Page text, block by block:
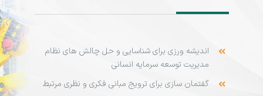
اندیشه ورزی برای شناسایی و حل چالش های نظام
مدیریت توسعه سرمایه انسانی
گفتمان سازی برای ترویج مبانی فکری و نظری مرتبط